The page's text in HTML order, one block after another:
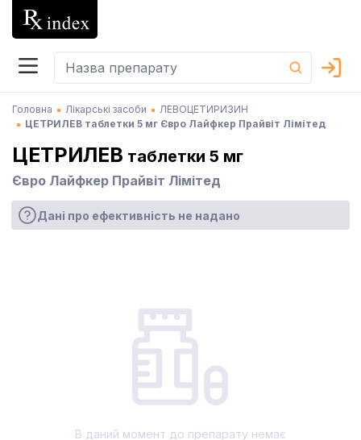
Головна Лікарські засоби
ЛЕВОЦЕТИРИЗИН
ЦЕТРИЛЕВ таблетки 5 мг Євро Лайфкер Прайвіт Лімітед
ЦЕТРИЛЕВ таблетки 5 мг
Євро Лайфкер Прайвіт Лімітед
Дані про ефективність не надано
В даний момент до препарату немає